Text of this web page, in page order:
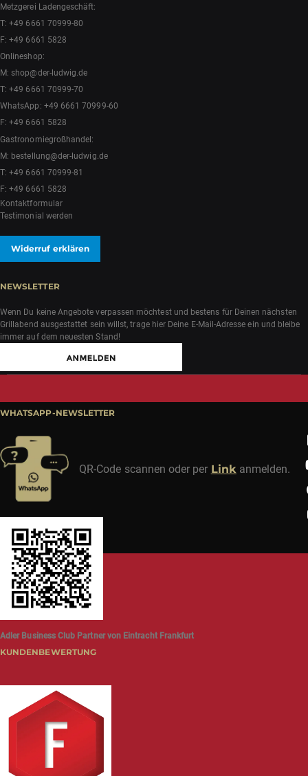
Metzgerei Ladengeschäft:
T:+49 6661 70999-80
F: +49 6661 5828
Onlineshop:
M:shop@der-ludwig.de
T:+49 6661 70999-70
WhatsApp: +49 6661 70999-60
F: +49 6661 5828
Gastronomiegroßhandel:
M: bestellung@der-ludwig.de
T:+49 6661 70999-81
F: +49 6661 5828
Kontaktformular
Testimonial werden
Widerruf erklären
NEWSLETTER
Wenn Du keine Angebote verpassen möchtest und bestens für Deinen nächsten
Grillabend ausgestattet sein willst, trage hier Deine E-Mail-Adresse ein und bleibe
immer auf dem neuesten Stand!
WHATSAPP-NEWSLETTER
QR-Code scannen oder per Linkanmelden.
Adler Business Club Partner von Eintracht Frankfurt
KUNDENBEWERTUNG